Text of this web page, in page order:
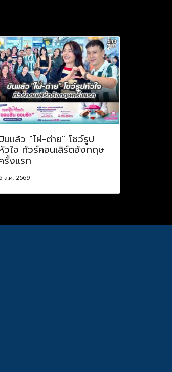
นแล้ว "ไผ่-ต่าย" โชว์รูป
วใจ ทัวร์คอนเสิร์ตอังกฤษ
รั้งแรก
ส.ค. 2569